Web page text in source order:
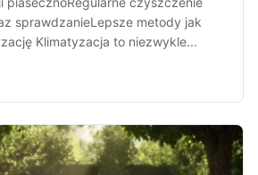
sprawdzanieLepsze metody jak
Klimatyzacja to niezwykle...